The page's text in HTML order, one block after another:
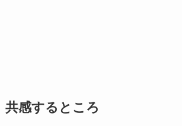
共感するところ